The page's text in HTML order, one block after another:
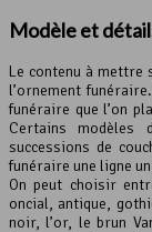
Modèle et
Le contenu à
l’ornement
funéraire que l’on
Certains modèles
successions de
funéraire une ligne
On peut choisir
oncial, antique,
noir, l’or, le brun